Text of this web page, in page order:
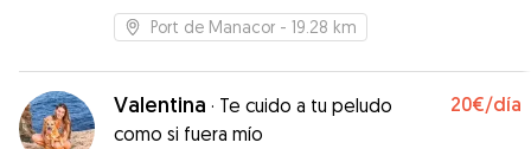
canina, Kenya, con quien se ha llevado muy bien.
Muy contenta con la estancia de Lucho en casa
de Espe, no dudaremos en volver a dejarlo con
ella en futuras ocaciones!
Port de Manacor - 19.28 km
Valentina · Te cuido a tu peludo
como si fuera mío
20€/día